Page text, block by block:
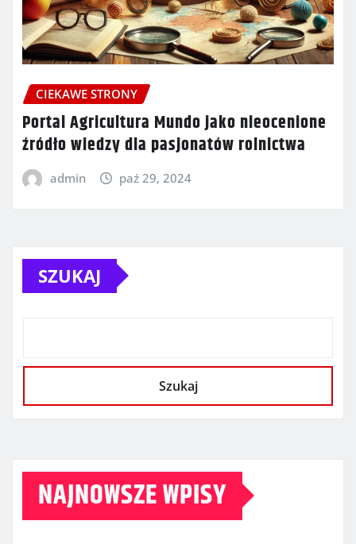
CIEKAWE STRONY
Portal Agricultura Mundo jako nieocenione
źródło wiedzy dla pasjonatów rolnictwa
admin paź 29, 2024
SZUKAJ
Szukaj
NAJNOWSZE WPISY